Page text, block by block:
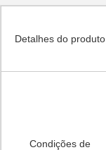
Detalhes do produto
Condições de